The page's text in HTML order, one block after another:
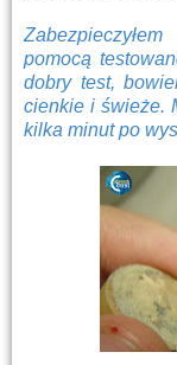
pomocą
dobry test,
cienkie i świeże.
kilka minut po